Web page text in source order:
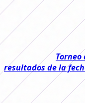
El fin de semana
la Primera C
contamos todos los
Leé también: Torneo
resultados de la
En la Zona A,
Atlas y Quilmes